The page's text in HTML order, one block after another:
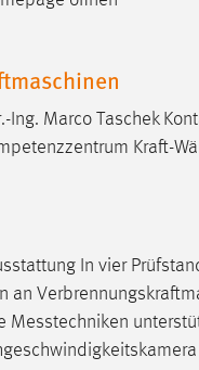
Ing. Marco Taschek
Kraft-
In vier
an
Messtechniken
= 3